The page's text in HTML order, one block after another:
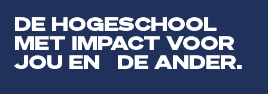
DE HOGESCHOOL
MET IMPACT VOOR
JOU EN DE ANDER.